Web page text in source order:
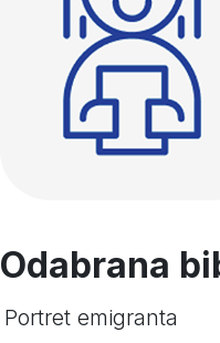
Odabrana
Portret emigranta